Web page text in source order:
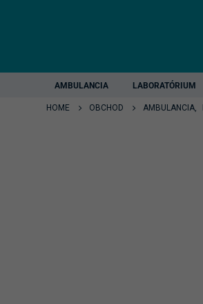
AMBULANCIA LABORATÓRIUM
HOME OBCHOD AMBULANCIA,